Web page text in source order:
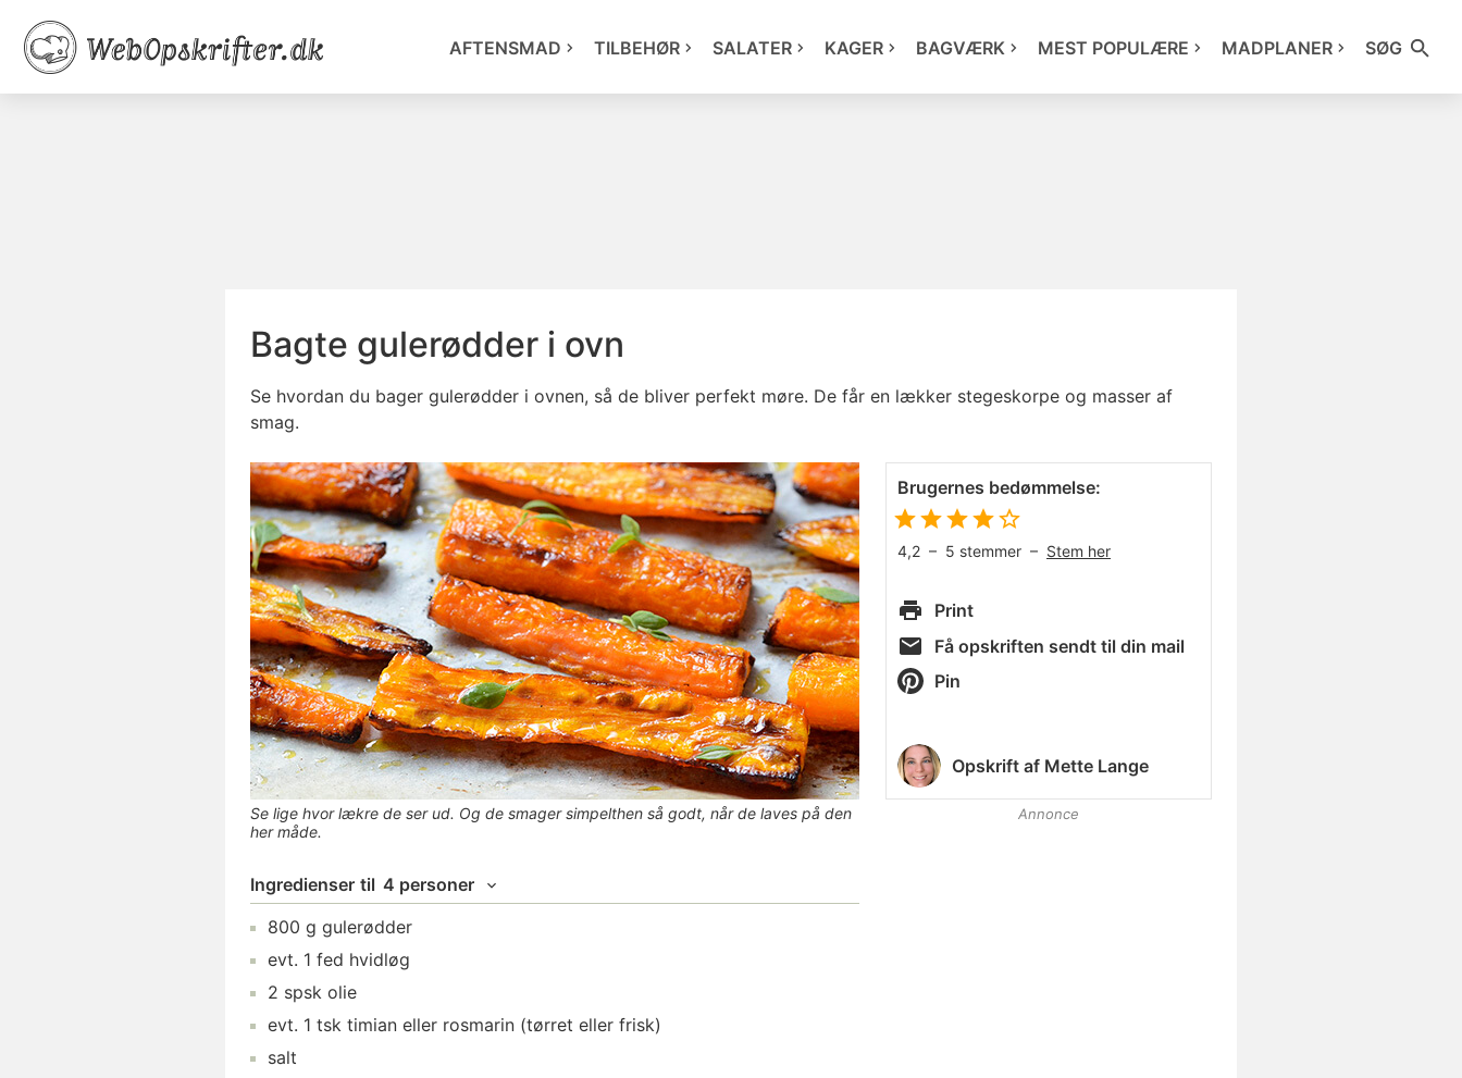
AFTENSMAD TILBEHØR SALATER KAGER BAGVÆRK MEST POPULÆRE MADPLANER SØG
Bagte gulerødder i ovn
Se hvordan du bager gulerødder i ovnen, så de bliver perfekt møre. De får en lækker stegeskorpe og masser af
smag.
Se lige hvor lækre de ser ud. Og de smager simpelthen så godt, når de laves på den
her måde.
Ingredienser til 4 personer
800 g gulerødder
evt. 1 fed hvidløg
2 spsk olie
evt. 1 tsk timian eller rosmarin (tørret eller frisk)
salt
Brugernes bedømmelse:
4,2 – 5 stemmer – Stem her
Print
Få opskriften sendt til din mail
Pin
Opskrift af Mette Lange
Annonce